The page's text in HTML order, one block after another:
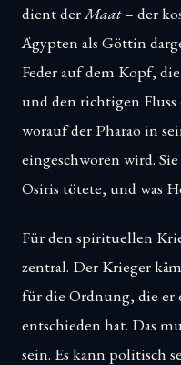
dient derMaat– der
Ägypten als Göttin
Feder auf dem Kopf,
und den richtigen Fluss
worauf der Pharao in
eingeschworen wird.
Osiris tötete, und was
Für den spirituellen
zentral. Der Krieger
für die Ordnung, die er
entschieden hat. Das
sein. Es kann politisch